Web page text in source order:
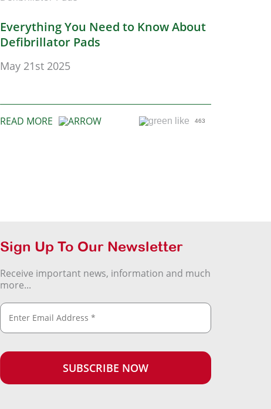
Everything You Need to Know About
Defibrillator Pads
May 21st 2025
READ MORE 463
Sign Up To Our Newsletter
Receive important news, information and much
more...